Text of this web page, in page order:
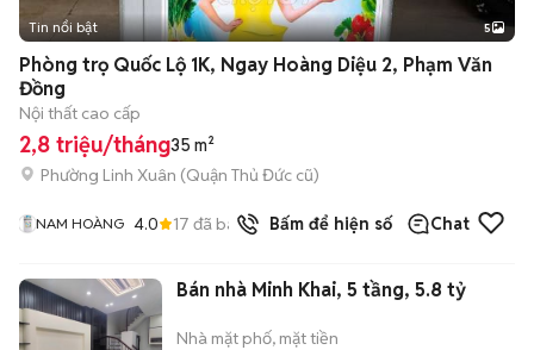
Tin nổi bật 5
Phòng trọ Quốc Lộ 1K, Ngay Hoàng Diệu 2, Phạm Văn
Đồng
Nội thất cao cấp
2,8 triệu/tháng35 m²
Phường Linh Xuân (Quận Thủ Đức cũ)
NAM HOÀNG 4.0 17 đã bán Bấm để hiện số Chat
Bán nhà Minh Khai, 5 tầng, 5.8 tỷ
Nhà mặt phố, mặt tiền